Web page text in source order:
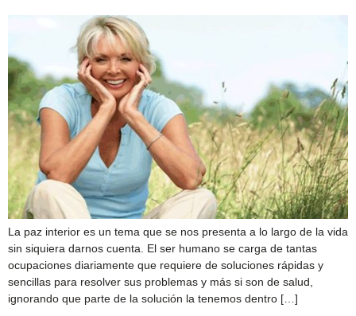
La paz interior es un tema que se nos presenta a lo largo de la vida
sin siquiera darnos cuenta. El ser humano se carga de tantas
ocupaciones diariamente que requiere de soluciones rápidas y
sencillas para resolver sus problemas y más si son de salud,
ignorando que parte de la solución la tenemos dentro […]